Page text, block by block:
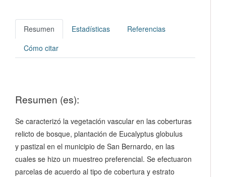
Resumen Estadísticas
Referencias
Cómo citar
Resumen (es):
Se caracterizó la vegetación vascular en las coberturas
relicto de bosque, plantación de Eucalyptus globulus
y pastizal en el municipio de San Bernardo, en las
cuales se hizo un muestreo preferencial. Se efectuaron
parcelas de acuerdo al tipo de cobertura y estrato